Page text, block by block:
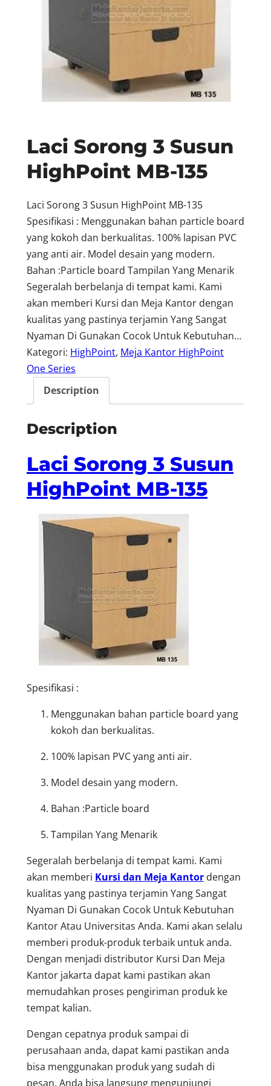
Laci Sorong 3 Susun
HighPoint MB-135
Laci Sorong 3 Susun HighPoint MB-135
Spesifikasi : Menggunakan bahan particle board
yang kokoh dan berkualitas. 100% lapisan PVC
yang anti air. Model desain yang modern.
Bahan :Particle board Tampilan Yang Menarik
Segeralah berbelanja di tempat kami. Kami
akan memberi Kursi dan Meja Kantor dengan
kualitas yang pastinya terjamin Yang Sangat
Nyaman Di Gunakan Cocok Untuk Kebutuhan…
Kategori: HighPoint, Meja Kantor HighPoint
One Series
Description
Description
Laci Sorong 3 Susun
HighPoint MB-135
Spesifikasi :
Menggunakan bahan particle board yang
kokoh dan berkualitas.
100% lapisan PVC yang anti air.
Model desain yang modern.
Bahan :Particle board
Tampilan Yang Menarik
Segeralah berbelanja di tempat kami. Kami
akan memberi Kursi dan Meja Kantor dengan
kualitas yang pastinya terjamin Yang Sangat
Nyaman Di Gunakan Cocok Untuk Kebutuhan
Kantor Atau Universitas Anda. Kami akan selalu
memberi produk-produk terbaik untuk anda.
Dengan menjadi distributor Kursi Dan Meja
Kantor jakarta dapat kami pastikan akan
memudahkan proses pengiriman produk ke
tempat kalian.
Dengan cepatnya produk sampai di
perusahaan anda, dapat kami pastikan anda
bisa menggunakan produk yang sudah di
pesan. Anda bisa langsung mengunjungi